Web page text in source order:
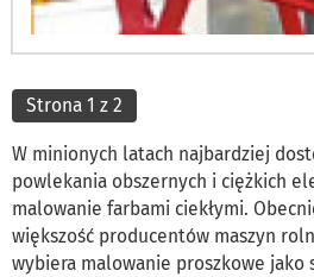
Strona 1 z 2
W minionych latach najbardziej
powlekania obszernych i ciężkich
malowanie farbami ciekłymi.
większość producentów maszyn
wybiera malowanie proszkowe jako